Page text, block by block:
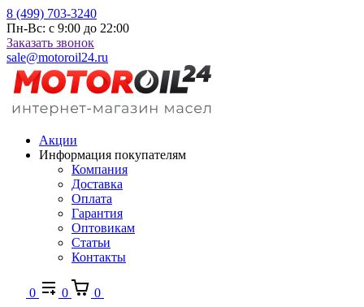
8 (499) 703-3240
Пн-Вс: с 9:00 до 22:00
Заказать звонок
sale@motoroil24.ru
Акции
Информация покупателям
Компания
Доставка
Оплата
Гарантия
Оптовикам
Статьи
Контакты
0 0
0